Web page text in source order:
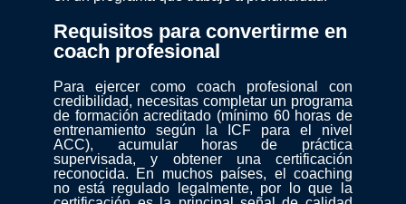
Requisitos para convertirme en
coach profesional
Para ejercer como coach profesional con
credibilidad, necesitas completar un programa
de formación acreditado (mínimo 60 horas de
entrenamiento según la ICF para el nivel
ACC), acumular horas de práctica
supervisada, y obtener una certificación
reconocida. En muchos países, el coaching
no está regulado legalmente, por lo que la